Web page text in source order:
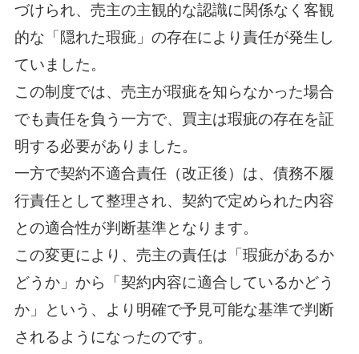
づけられ、売主の主観的な認識に関係なく客観
的な「隠れた瑕疵」の存在により責任が発生し
ていました。
この制度では、売主が瑕疵を知らなかった場合
でも責任を負う一方で、買主は瑕疵の存在を証
明する必要がありました。
一方で契約不適合責任（改正後）は、債務不履
行責任として整理され、契約で定められた内容
との適合性が判断基準となります。
この変更により、売主の責任は「瑕疵があるか
どうか」から「契約内容に適合しているかどう
か」という、より明確で予見可能な基準で判断
されるようになったのです。